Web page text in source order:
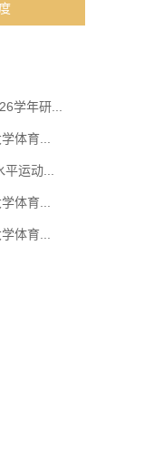
学年研...
体育...
运动...
体育...
体育...